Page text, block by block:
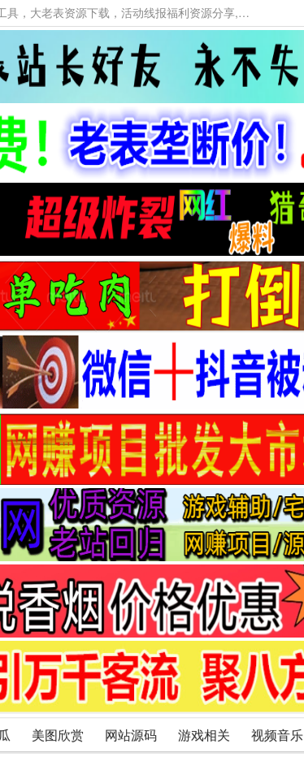
本网站提供资源工具下载，大老表资源工具，大表哥资源网软件工具，大老表资源下载，活动线报福利资源分享,活动线报，大型网游经典游戏，网络热门技术游戏辅助交流与分享。
美图欣赏 网站源码 游戏相关 视频音乐